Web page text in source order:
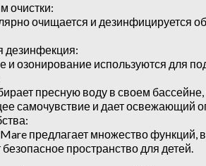
очистки:
очищается и дезинфицируется
и озонирование используются для
пресную воду в своем
самочувствие и дает освежающий
предлагает множество функций,
пространство для детей.